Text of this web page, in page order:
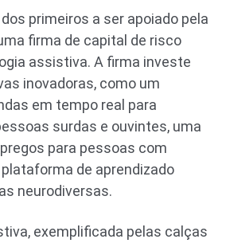
primeiros a ser apoiado pela
firma de capital de risco
assistiva. A firma investe
inovadoras, como um
em tempo real para
surdas e ouvintes, uma
para pessoas com
de aprendizado
neurodiversas.
exemplificada pelas calças